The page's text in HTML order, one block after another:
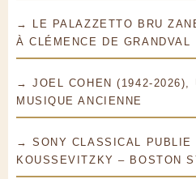
→ LE PALAZZETTO BRU
À CLÉMENCE DE GRANDVAL
→ JOEL COHEN (1942-2026),
MUSIQUE ANCIENNE
→ SONY CLASSICAL PUBLIE
KOUSSEVITZKY – BOSTON